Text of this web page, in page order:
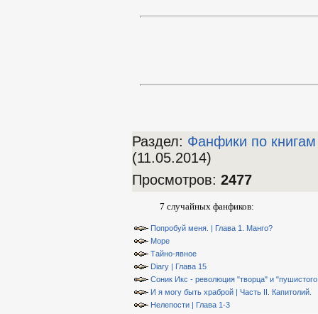
Раздел: Фанфики по книгам
(11.05.2014)
Просмотров: 2477
7 случайных фанфиков:
Попробуй меня. | Глава 1. Манго?
Море
Тайно-явное
Diary | Глава 15
Соник Икс - революция "творца" и
И я могу быть храброй | Часть II. Капитолий.
Нелепости | Глава 1-3